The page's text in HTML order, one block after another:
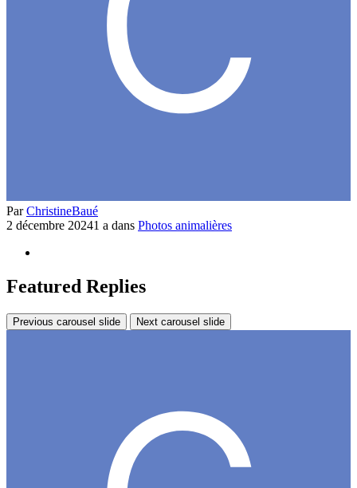
ParChristineBaué
2 décembre 20241 a dans Photos animalières
Featured Replies
Previous carousel slide Next carousel slide